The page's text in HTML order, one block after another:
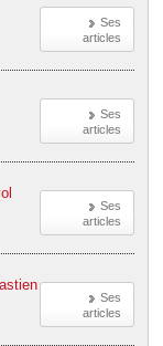
Ses
articles
Ses
articles
Ses
articles
Ses
articles